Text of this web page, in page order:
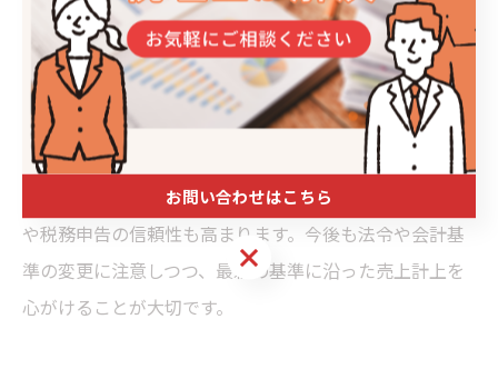
内容や契約条件に応じて、収益（売上）を認識するタイ
ミングがより明確に規定されており、実現主義の考え方
がベースとなっています。
売上計上基準を実現主義に基づき適切に運用すること
で、会計処理の透明性と比較可能性が向上し、経営判断
や税務申告の信頼性も高まります。今後も法令や会計基
準の変更に注意しつつ、最新の基準に沿った売上計上を
心がけることが大切です。
お問い合わせはこちら
お問い合わせはこちら